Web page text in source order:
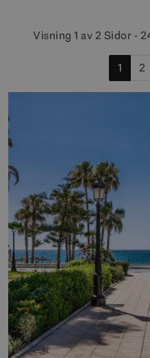
Visning 1 av 2 Sidor -
1 2